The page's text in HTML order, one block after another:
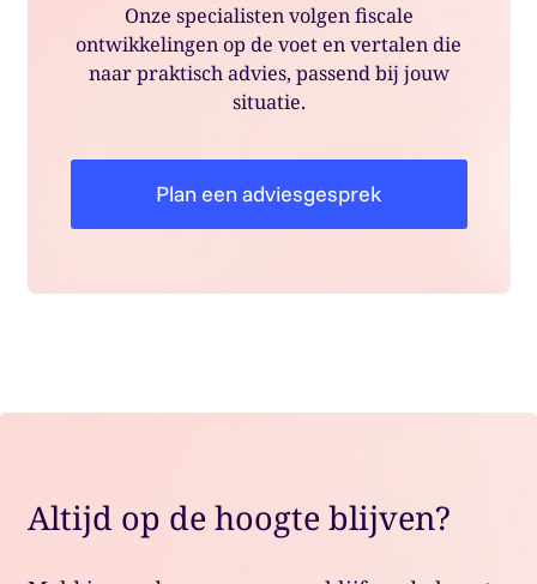
Onze specialisten volgen fiscale
ontwikkelingen op de voet en vertalen die
naar praktisch advies, passend bij jouw
situatie.
Plan een adviesgesprek
Altijd op de hoogte blijven?